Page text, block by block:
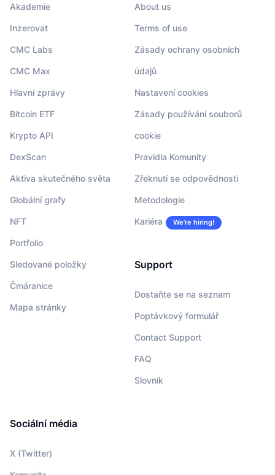
Akademie
Inzerovat
CMC Labs
CMC Max
Hlavní zprávy
Bitcoin ETF
Krypto API
DexScan
Aktiva skutečného světa
Globální grafy
NFT
Portfolio
Sledované položky
Čmáranice
Mapa stránky
About us
Terms of use
Zásady ochrany osobních
údajů
Nastavení cookies
Zásady používání souborů
cookie
Pravidla Komunity
Zřeknutí se odpovědnosti
Metodologie
Kariéra We’re hiring!
Support
Dostaňte se na seznam
Poptávkový formulář
Contact Support
FAQ
Slovník
Sociální média
X (Twitter)